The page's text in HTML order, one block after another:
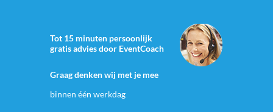
Tot 15 minuten persoonlijk
gratis advies door EventCoach
Graag denken wij met je mee
binnen één werkdag